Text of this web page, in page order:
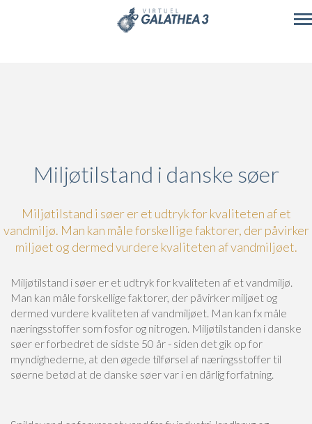
Miljøtilstand i danske søer
Miljøtilstand i søer er et udtryk for kvaliteten af et
vandmiljø. Man kan måle forskellige faktorer, der påvirker
miljøet og dermed vurdere kvaliteten af vandmiljøet.
Miljøtilstand i søer er et udtryk for kvaliteten af et vandmiljø.
Man kan måle forskellige faktorer, der påvirker miljøet og
dermed vurdere kvaliteten af vandmiljøet. Man kan fx måle
næringsstoffer som fosfor og nitrogen. Miljøtilstanden i danske
søer er forbedret de sidste 50 år - siden det gik op for
myndighederne, at den øgede tilførsel af næringsstoffer til
søerne betød at de danske søer var i en dårlig forfatning.